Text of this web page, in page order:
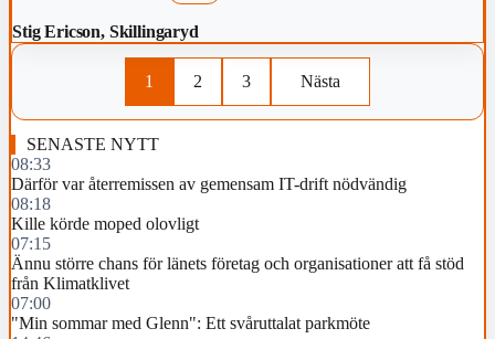
Stig Ericson, Skillingaryd
1 2 3 Nästa
SENASTE NYTT
08:33
Därför var återremissen av gemensam IT-drift nödvändig
08:18
Kille körde moped olovligt
07:15
Ännu större chans för länets företag och organisationer att få stöd
från Klimatklivet
07:00
"Min sommar med Glenn": Ett svåruttalat parkmöte